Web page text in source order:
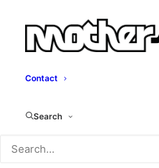
Contact
Search
Anatomy of
Bombwreck